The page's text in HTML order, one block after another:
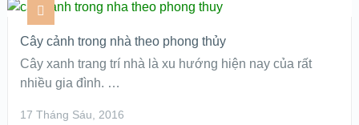
Cây cảnh trong nhà theo phong thủy
Cây xanh trang trí nhà là xu hướng hiện nay của rất
nhiều gia đình. …
17 Tháng Sáu, 2016